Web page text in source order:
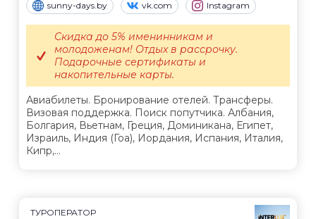
sunny-days.by vk.com Instagram
Авиабилеты. Бронирование отелей. Трансферы.
Визовая поддержка. Поиск попутчика. Албания,
Болгария, Вьетнам, Греция, Доминикана, Египет,
Израиль, Индия (Гоа), Иордания, Испания, Италия,
Кипр,...
Скидка до 5% именинникам и
молодоженам! Отдых в рассрочку.
Подарочные сертификаты и
накопительные карты.
ТУРОПЕРАТОР